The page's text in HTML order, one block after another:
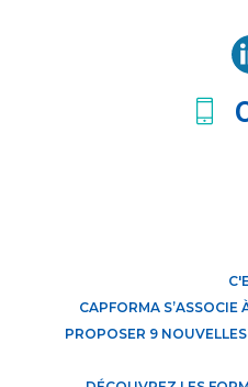
CAPFORMA
PROPOSER 9